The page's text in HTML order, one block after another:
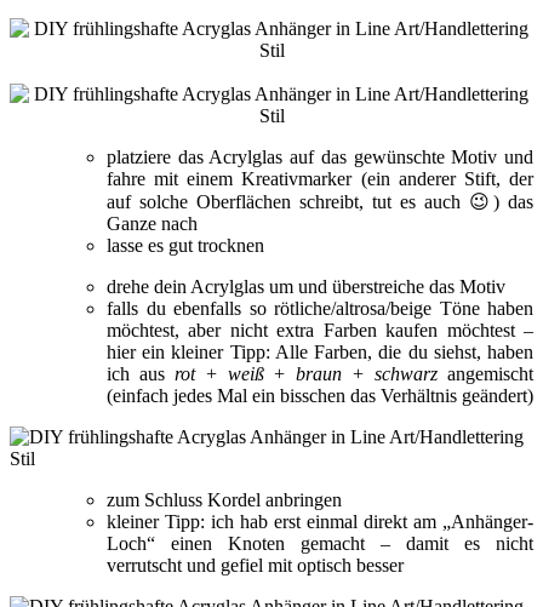
platziere das Acrylglas auf das gewünschte Motiv und
fahre mit einem Kreativmarker (ein anderer Stift, der
auf solche Oberflächen schreibt, tut es auch 😉) das
Ganze nach
lasse es gut trocknen
drehe dein Acrylglas um und überstreiche das Motiv
falls du ebenfalls so rötliche/altrosa/beige Töne haben
möchtest, aber nicht extra Farben kaufen möchtest –
hier ein kleiner Tipp: Alle Farben, die du siehst, haben
ich aus rot + weiß + braun + schwarz angemischt
(einfach jedes Mal ein bisschen das Verhältnis geändert)
zum Schluss Kordel anbringen
kleiner Tipp: ich hab erst einmal direkt am „Anhänger-
Loch“ einen Knoten gemacht – damit es nicht
verrutscht und gefiel mit optisch besser